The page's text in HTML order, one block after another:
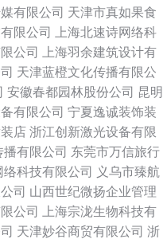
有限公司 天津市真如果食
限公司
上海北速诗网络科
公司
上海羽余建筑设计有
天津蓝橙文化传播有限公
安徽春都园林股份公司 昆明
有限公司 宁夏逸诚装饰装
店 浙江创新激光设备有限
有限公司 东莞市万信旅行
络科技有限公司
义乌市臻航
司 山西世纪微扬企业管理
公司
上海宗泷生物科技有
天津妙谷商贸有限公司 浙